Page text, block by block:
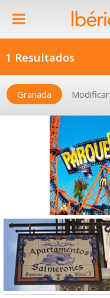
1 Resultados
Granada Modificar